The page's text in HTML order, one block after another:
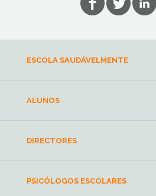
ESCOLA SAUDÁVELMENTE
ALUNOS
DIRECTORES
PSICÓLOGOS ESCOLARES